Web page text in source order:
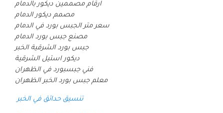
ارقام مصممين ديكور بالدمام
مصمم ديكور الدمام
سعر متر الجبس بورد في الدمام
مصنع جبس بورد الدمام
جبس بورد الشرقية الخبر
ديكور استيل الشرقية
فني جبسبورد في الظهران
معلم جبس بورد الخبر الظهران
تنسيق حدائق في الخبر